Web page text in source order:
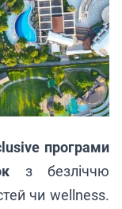
програми
з безліччю
чи wellness.